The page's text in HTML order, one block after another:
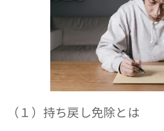
（１）持ち戻し免除とは